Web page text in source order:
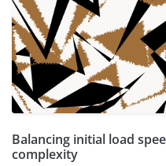
Balancing initial load
complexity